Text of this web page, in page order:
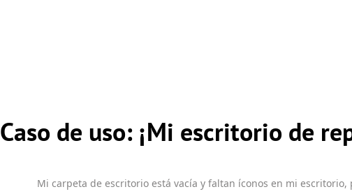
Caso de uso: ¡Mi escritorio de
Mi carpeta de escritorio está vacía y faltan íconos en mi